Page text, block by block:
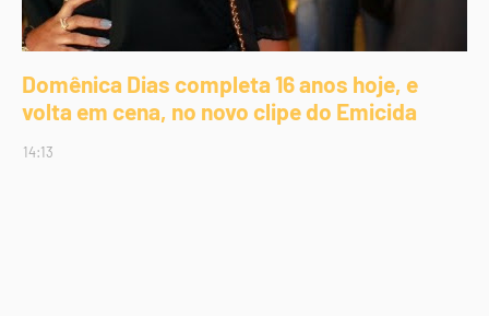
Domênica Dias completa 16 anos hoje, e
volta em cena, no novo clipe do Emicida
14:13